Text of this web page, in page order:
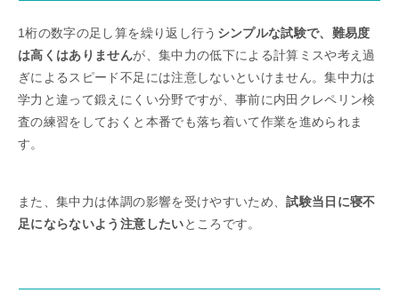
1桁の数字の足し算を繰り返し行う シンプルな試験で、難易度
は高くはありませんが、集中力の低下による計算ミスや考え過
ぎによるスピード不足には注意しないといけません。集中力は
学力と違って鍛えにくい分野ですが、事前に内田クレペリン検
査の練習をしておくと本番でも落ち着いて作業を進められま
す。
また、集中力は体調の影響を受けやすいため、試験当日に寝不
足にならないよう注意したいところです。